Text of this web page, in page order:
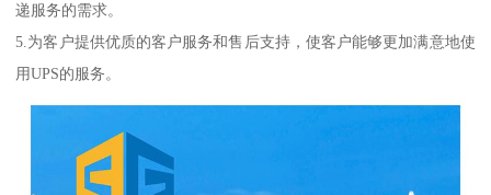
递服务的需求。
5.为客户提供优质的客户服务和售后支持，使客户能够更加满意地使
用UPS的服务。